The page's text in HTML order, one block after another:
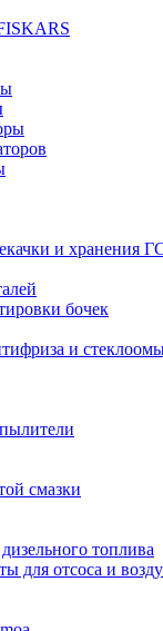
и хранения
бочек
и
смазки
топлива
для отсоса и